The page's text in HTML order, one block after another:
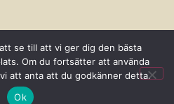
se till att vi ger dig den bästa
Om du fortsätter att använda
att anta att du godkänner detta.
Ok